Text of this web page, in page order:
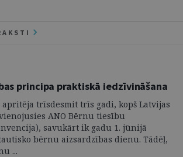
principa praktiskā iedzīvināšana
apritēja trīsdesmit trīs gadi, kopš Latvijas
ANO Bērnu tiesību
savukārt ik gadu 1. jūnijā
bērnu aizsardzības dienu. Tādēļ,
...